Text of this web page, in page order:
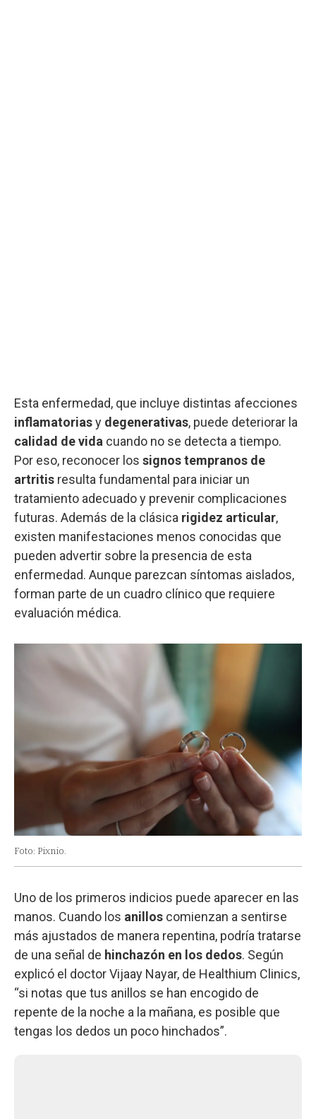
Esta enfermedad, que incluye distintas afecciones
inflamatoriasy degenerativas, puede deteriorar la
calidad de vida cuando no se detecta a tiempo.
Por eso, reconocer los signos tempranos de
artritis resulta fundamental para iniciar un
tratamiento adecuado y prevenir complicaciones
futuras. Además de la clásica rigidez articular,
existen manifestaciones menos conocidas que
pueden advertir sobre la presencia de esta
enfermedad. Aunque parezcan síntomas aislados,
forman parte de un cuadro clínico que requiere
evaluación médica.
Foto: Pixnio.
Uno de los primeros indicios puede aparecer en las
manos. Cuando los anillos comienzan a sentirse
más ajustados de manera repentina, podría tratarse
de una señal de hinchazón en los dedos. Según
explicó el doctor Vijaay Nayar, de Healthium Clinics,
“si notas que tus anillos se han encogido de
repente de la noche a la mañana, es posible que
tengas los dedos un poco hinchados”.